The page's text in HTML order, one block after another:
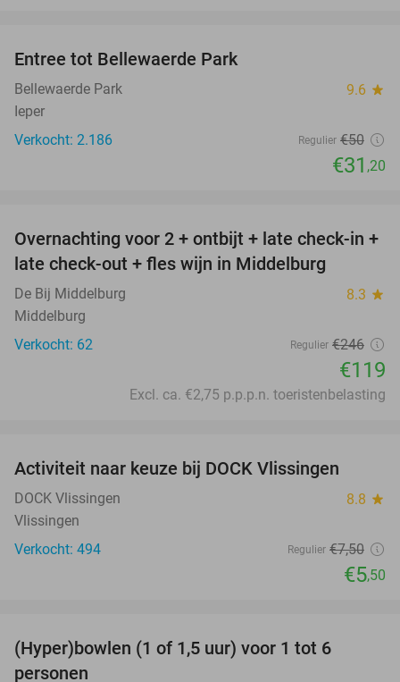
Entree tot Bellewaerde Park
Bellewaerde Park 9.6 star
Ieper
Verkocht: 2.186
Regulier €50
€31 ,20
52%
Overnachting voor 2 + ontbijt + late check-in +
late check-out + fles wijn in Middelburg
De Bij Middelburg 8.3 star
Middelburg
Verkocht: 62
Regulier €246
€119
Excl. ca. €2,75 p.p.p.n. toeristenbelasting
Activiteit naar keuze bij DOCK Vlissingen
DOCK Vlissingen 8.8 star
Vlissingen
Verkocht: 494
Regulier €7,50
€5,50
(Hyper)bowlen (1 of 1,5 uur) voor 1 tot 6
personen